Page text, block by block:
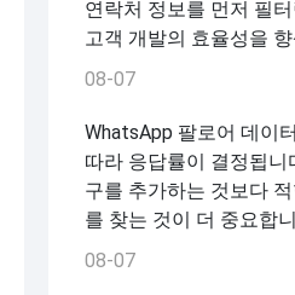
연락처 정보를 먼저 필
고객 개발의 효율성을
08-07
WhatsApp 팔로어 데이
따라 응답률이 결정됩니
구를 추가하는 것보다
를 찾는 것이 더 중요합
08-07